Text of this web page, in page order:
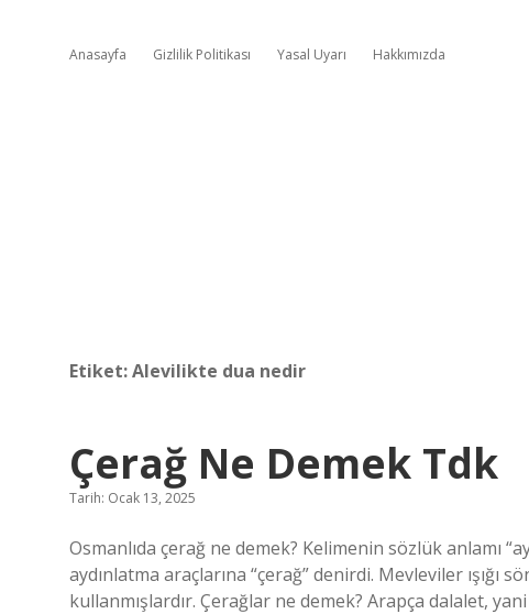
Anasayfa Gizlilik Politikası Yasal Uyarı Hakkımızda
Etiket:Alevilikte dua nedir
Çerağ Ne Demek Tdk
Tarih: Ocak 13, 2025
Osmanlıda çerağ ne demek? Kelimenin sözlük anlamı
aydınlatma araçlarına “çerağ” denirdi. Mevleviler ışığı
kullanmışlardır. Çerağlar ne demek? Arapça dalalet,